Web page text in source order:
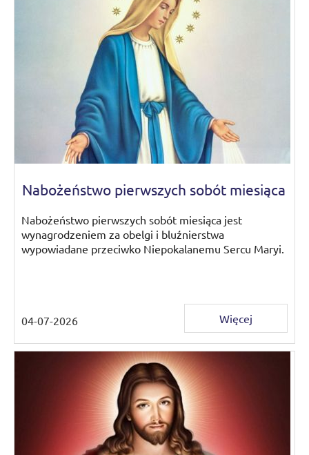
Nabożeństwo pierwszych sobót miesiąca
Nabożeństwo pierwszych sobót miesiąca jest
wynagrodzeniem za obelgi i bluźnierstwa
wypowiadane przeciwko Niepokalanemu Sercu Maryi.
04-07-2026 Więcej